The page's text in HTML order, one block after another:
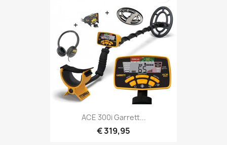
Snel bekijken
ACE 300i Garrett...
€ 319,95